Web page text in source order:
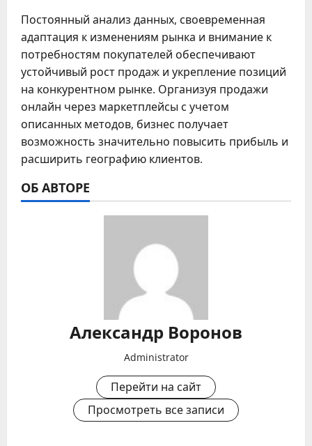
Постоянный анализ данных, своевременная
адаптация к изменениям рынка и внимание к
потребностям покупателей обеспечивают
устойчивый рост продаж и укрепление позиций
на конкурентном рынке. Организуя продажи
онлайн через маркетплейсы с учетом
описанных методов, бизнес получает
возможность значительно повысить прибыль и
расширить географию клиентов.
ОБ АВТОРЕ
Александр Воронов
Administrator
Перейти на сайт
Просмотреть все записи